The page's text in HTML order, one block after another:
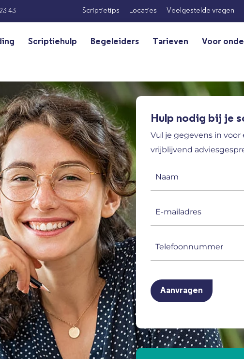
43 Scriptietips Locaties Veelgestelde vragen
Scriptiehulp Begeleiders Tarieven Voor
Hulp nodig bij je
Vul je gegevens in voor
vrijblijvend